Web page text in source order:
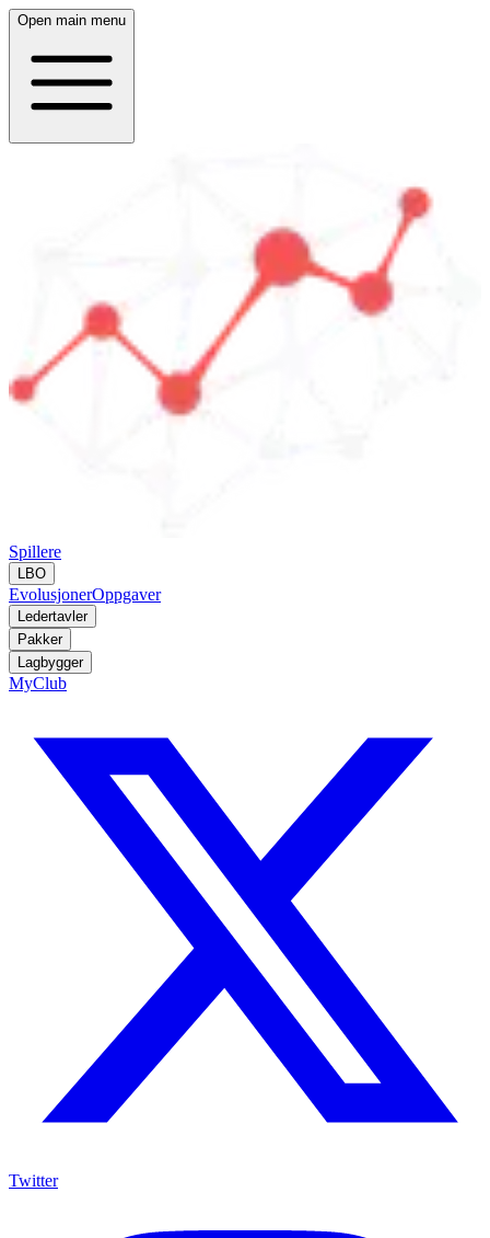
Open main menu
Spillere
LBO
EvolusjonerOppgaver
Ledertavler
Pakker
Lagbygger
MyClub
Twitter